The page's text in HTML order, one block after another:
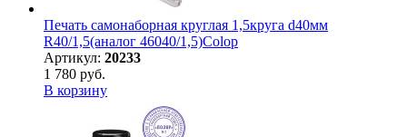
Печать самонаборная круглая 1,5круга d40мм
R40/1,5(аналог 46040/1,5)Colop
Артикул: 20233
1 780 руб.
В корзину